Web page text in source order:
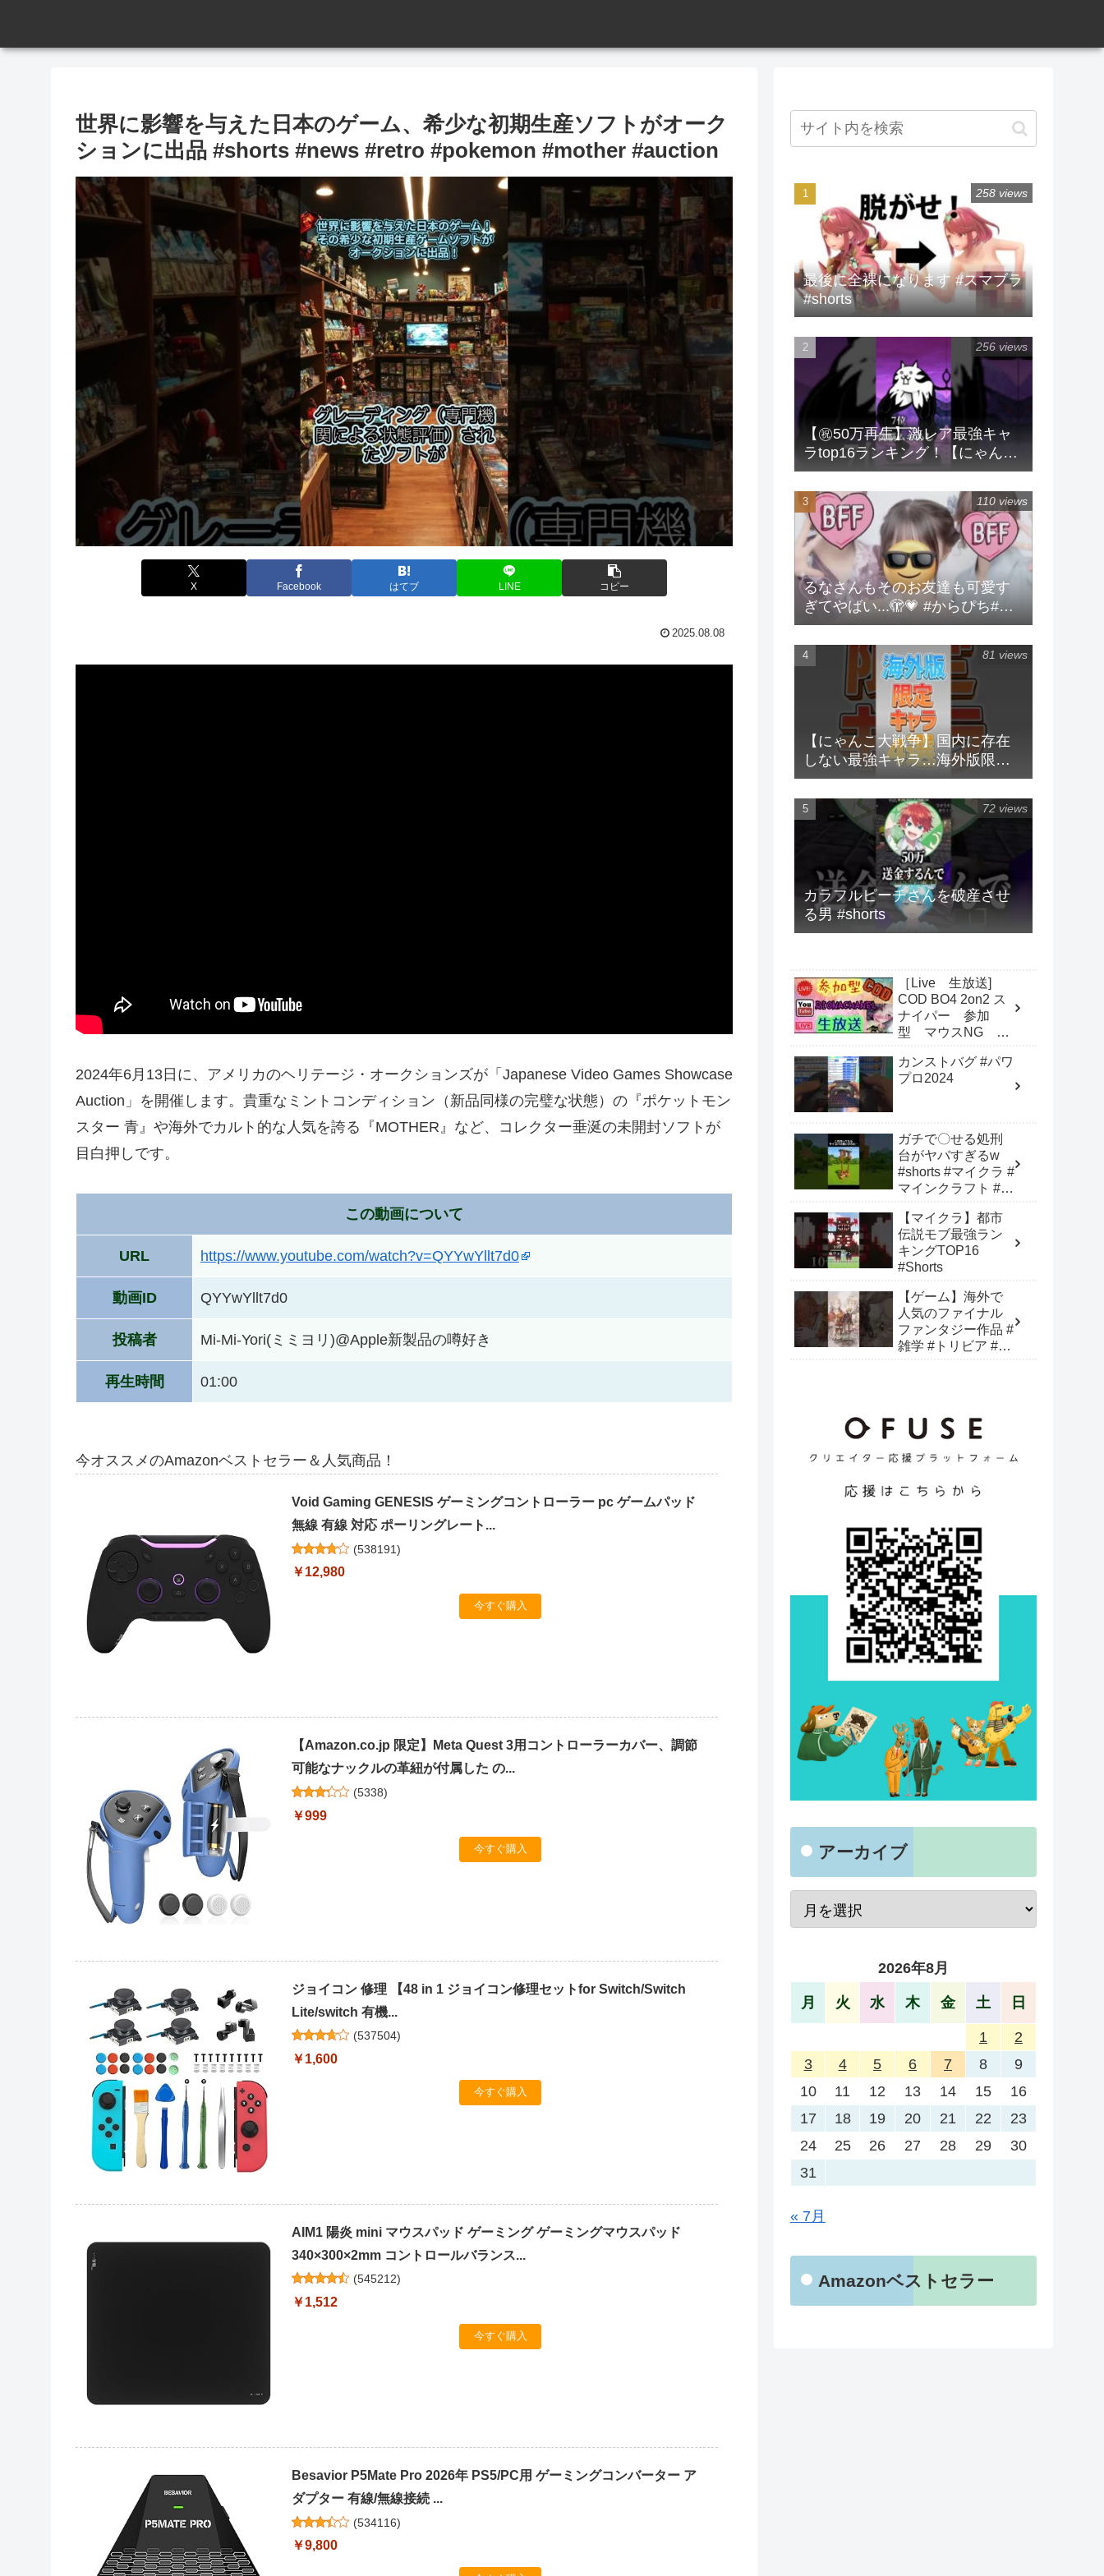
世界に影響を与えた日本のゲーム、希少な初期生産ソフトがオーク
ションに出品 #shorts #news #retro #pokemon #mother #auction
X Facebook はてブ LINE コピー
2025.08.08
2024年6月13日に、アメリカのヘリテージ・オークションズが「Japanese Video Games Showcase
Auction」を開催します。貴重なミントコンディション（新品同様の完璧な状態）の『ポケットモン
スター 青』や海外でカルト的な人気を誇る『MOTHER』など、コレクター垂涎の未開封ソフトが
目白押しです。
この動画について
URL https://www.youtube.com/watch?v=QYYwYllt7d0
動画ID QYYwYllt7d0
投稿者 Mi-Mi-Yori(ミミヨリ)@Apple新製品の噂好き
再生時間 01:00
今オススメのAmazonベストセラー＆人気商品！
Void Gaming GENESIS ゲーミングコントローラー pc ゲームパッド
無線 有線 対応 ポーリングレート...
(538191)
￥12,980
今すぐ購入
【Amazon.co.jp 限定】Meta Quest 3用コントローラーカバー、調節
可能なナックルの革紐が付属した の...
(5338)
￥999
今すぐ購入
ジョイコン 修理 【48 in 1 ジョイコン修理セットfor Switch/Switch
Lite/switch 有機...
(537504)
￥1,600
今すぐ購入
AIM1 陽炎 mini マウスパッド ゲーミング ゲーミングマウスパッド
340×300×2mm コントロールバランス...
(545212)
￥1,512
今すぐ購入
Besavior P5Mate Pro 2026年 PS5/PC用 ゲーミングコンバーター ア
ダプター 有線/無線接続 ...
(534116)
￥9,800
最後に全裸になります #スマブラ
#shorts
258 views
【㊗️50万再生】激レア最強キャ
ラtop16ランキング！【にゃんこ
大戦争】 #にゃんこ大戦争 #ラン
キング #shorts #激レア
256 views
るなさんもそのお友達も可愛す
ぎてやばい...🫣💗 #からぴち#る
な#実写
110 views
【にゃんこ大戦争】国内に存在
しない最強キャラ…海外版限定
キャラ4選！！【にゃんこ大戦争
ゆっくり解説】#shorts
81 views
カラフルピーチさんを破産させ
る男 #shorts
72 views
［Live 生放送]
COD BO4 2on2 ス
ナイパー 参加
型 マウスNG 猛
カンストバグ #パワ
プロ2024
ガチで〇せる処刑
台がヤバすぎるw
#shorts #マイクラ #
マインクラフト #建
【マイクラ】都市
伝説モブ最強ラン
キングTOP16
#Shorts
【ゲーム】海外で
人気のファイナル
ファンタジー作品 #
雑学 #トリビア #フ
アーカイブ
2026年8月
月 火 水 木 金 土 日
1
2
3
4 5 6 7 8
9
10
11 12 13 14 15
16
17
18 19 20 21 22
23
24
25 26 27 28 29
30
31
« 7月
Amazonベストセラー